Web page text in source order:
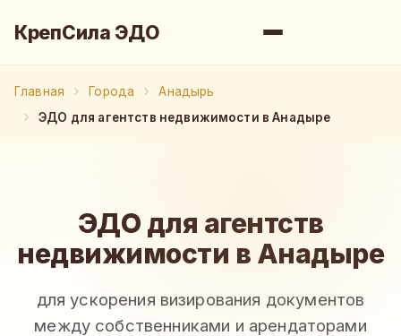
КрепСила ЭДО
Главная Города
Анадырь
ЭДО для агентств недвижимости в Анадыре
ЭДО для агентств
недвижимости в Анадыре
для ускорения визирования документов
между собственниками и арендаторами